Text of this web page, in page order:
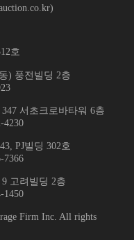
호
) 풍전빌딩 2층
서초크로바타워 6층
4230
PJ빌딩 302호
7366
고려빌딩 2층
1450
Firm Inc. All rights